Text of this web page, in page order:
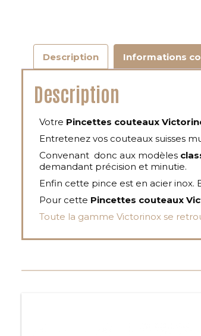
Description Informations
Description
Votre Pincettes couteaux
Entretenez vos couteaux suisses
Convenant donc aux modèles
demandant précision et minutie.
Enfin cette pince est en acier inox.
Pour cette Pincettes couteaux
Toute la gamme Victorinox se